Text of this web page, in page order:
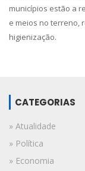
municípios estão a
e meios no terreno,
higienização.
CATEGORIAS
» Atualidade
» Política
» Economia